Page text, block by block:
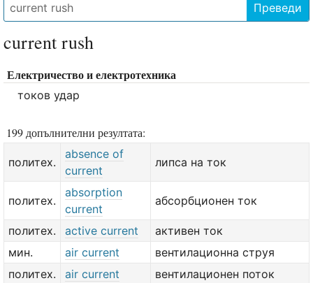
Преведи
current rush
Електричество и електротехника
токов удар
199 допълнителни резултата:
политех.
absence of
current
липса на ток
политех.
absorption
current
абсорбционен ток
политех. active current
активен ток
мин.
air current
вентилационна струя
политех.
air current
вентилационен поток